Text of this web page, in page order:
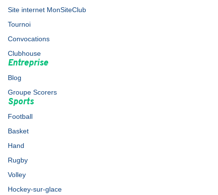
Site internet MonSiteClub
Tournoi
Convocations
Clubhouse
Entreprise
Blog
Groupe Scorers
Sports
Football
Basket
Hand
Rugby
Volley
Hockey-sur-glace